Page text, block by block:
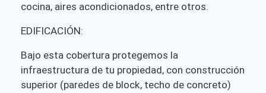
cocina, aires acondicionados, entre otros.
EDIFICACIÓN:
Bajo esta cobertura protegemos la
infraestructura de tu propiedad, con construcción
superior (paredes de block, techo de concreto)